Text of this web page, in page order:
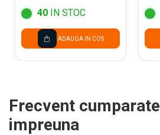
40 IN STOC
ADAUGA IN COS
Frecvent cumparate
impreuna